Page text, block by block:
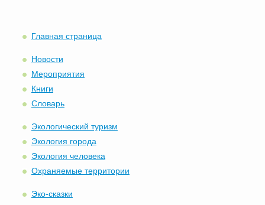
Главная страница
Новости
Мероприятия
Книги
Словарь
Экологический туризм
Экология города
Экология человека
Охраняемые территории
Эко-сказки